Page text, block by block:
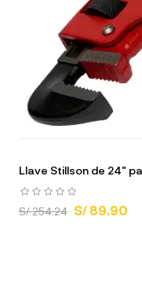
Llave Stillson de 24"
S/ 254.24 S/ 89.90